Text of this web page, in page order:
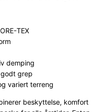
TEX
demping
grep
variert terreng
beskyttelse, komfort